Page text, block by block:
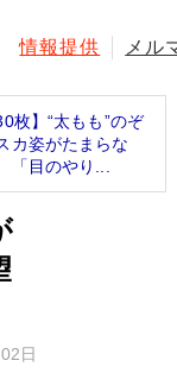
情報提供 メル
枚】“太もも”のぞ
カ姿がたまらな
目のやり...
日